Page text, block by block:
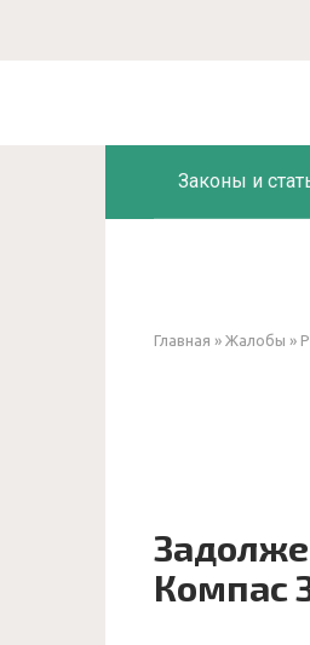
Законы и
Главная » Жалобы »
Компас